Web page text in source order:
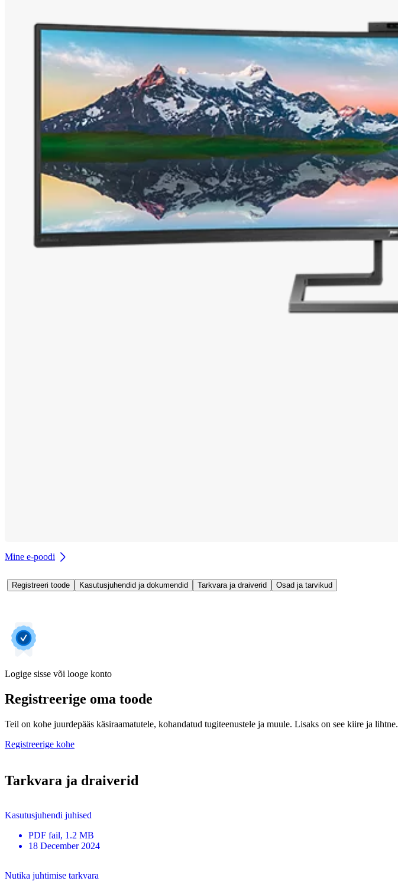
Mine e-poodi
Registreeri toode Kasutusjuhendid ja dokumendid Tarkvara ja draiverid Osad ja tarvikud
Logige sisse või looge konto
Registreerige oma toode
Teil on kohe juurdepääs käsiraamatutele, kohandatud tugiteenustele ja muule. Lisaks on see kiire ja lihtne.
Registreerige kohe
Tarkvara ja draiverid
Kasutusjuhendi juhised
PDF fail, 1.2 MB
18 December 2024
Nutika juhtimise tarkvara